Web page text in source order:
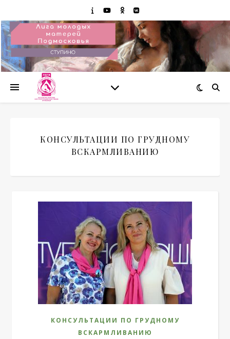
КОНСУЛЬТАЦИИ ПО ГРУДНОМУ
ВСКАРМЛИВАНИЮ
КОНСУЛЬТАЦИИ ПО ГРУДНОМУ
ВСКАРМЛИВАНИЮ